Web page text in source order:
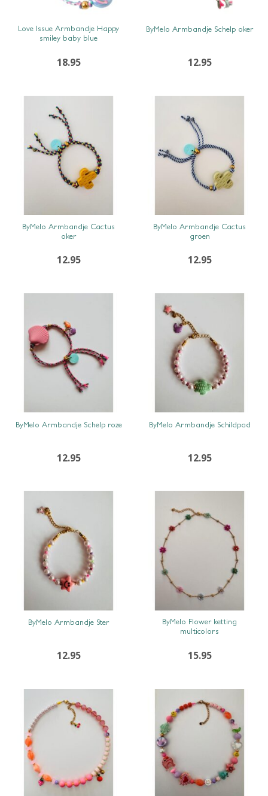
SNEL BEKIJKEN
Love Issue Armbandje Happy
smiley baby blue
18.95
ByMelo Armbandje Schelp oker
12.95
ByMelo Armbandje Cactus
oker
12.95
ByMelo Armbandje Cactus
groen
12.95
ByMelo Armbandje Schelp roze
12.95
ByMelo Armbandje Schildpad
12.95
ByMelo Armbandje Ster
12.95
SNEL BEKIJKEN
ByMelo Flower ketting
multicolors
15.95